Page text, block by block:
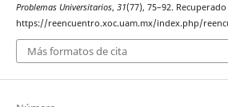
Problemas Universitarios, 31(77), 75–92.
https://reencuentro.xoc.uam.mx/index.php/
Más formatos de cita